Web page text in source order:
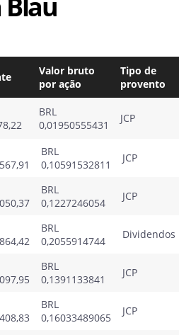
Valor bruto
por ação
Tipo de
provento
BRL
0,01950555431
JCP
BRL
0,10591532811
JCP
BRL
0,1227246054
JCP
BRL
0,2055914744
Dividendos
BRL
0,1391133841
JCP
BRL
0,16033489065
JCP